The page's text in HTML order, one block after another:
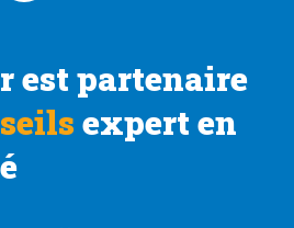
est partenaire
expert en